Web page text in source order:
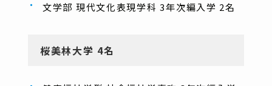
文学部 現代文化表現学科 3年次編入学 2名
桜美林大学 4名